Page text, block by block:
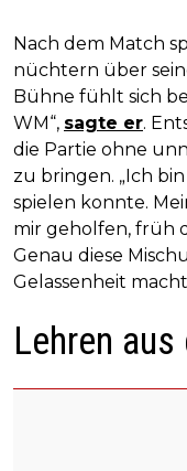
Nach dem Match
nüchtern über
Bühne fühlt sich
WM“, sagte er.
die Partie ohne
zu bringen. „Ich
spielen konnte.
mir geholfen, früh
Genau diese
Gelassenheit
Lehren